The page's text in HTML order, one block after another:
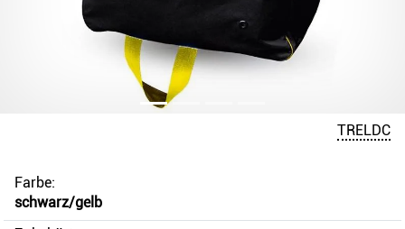
TRELDC
Farbe:
schwarz/gelb